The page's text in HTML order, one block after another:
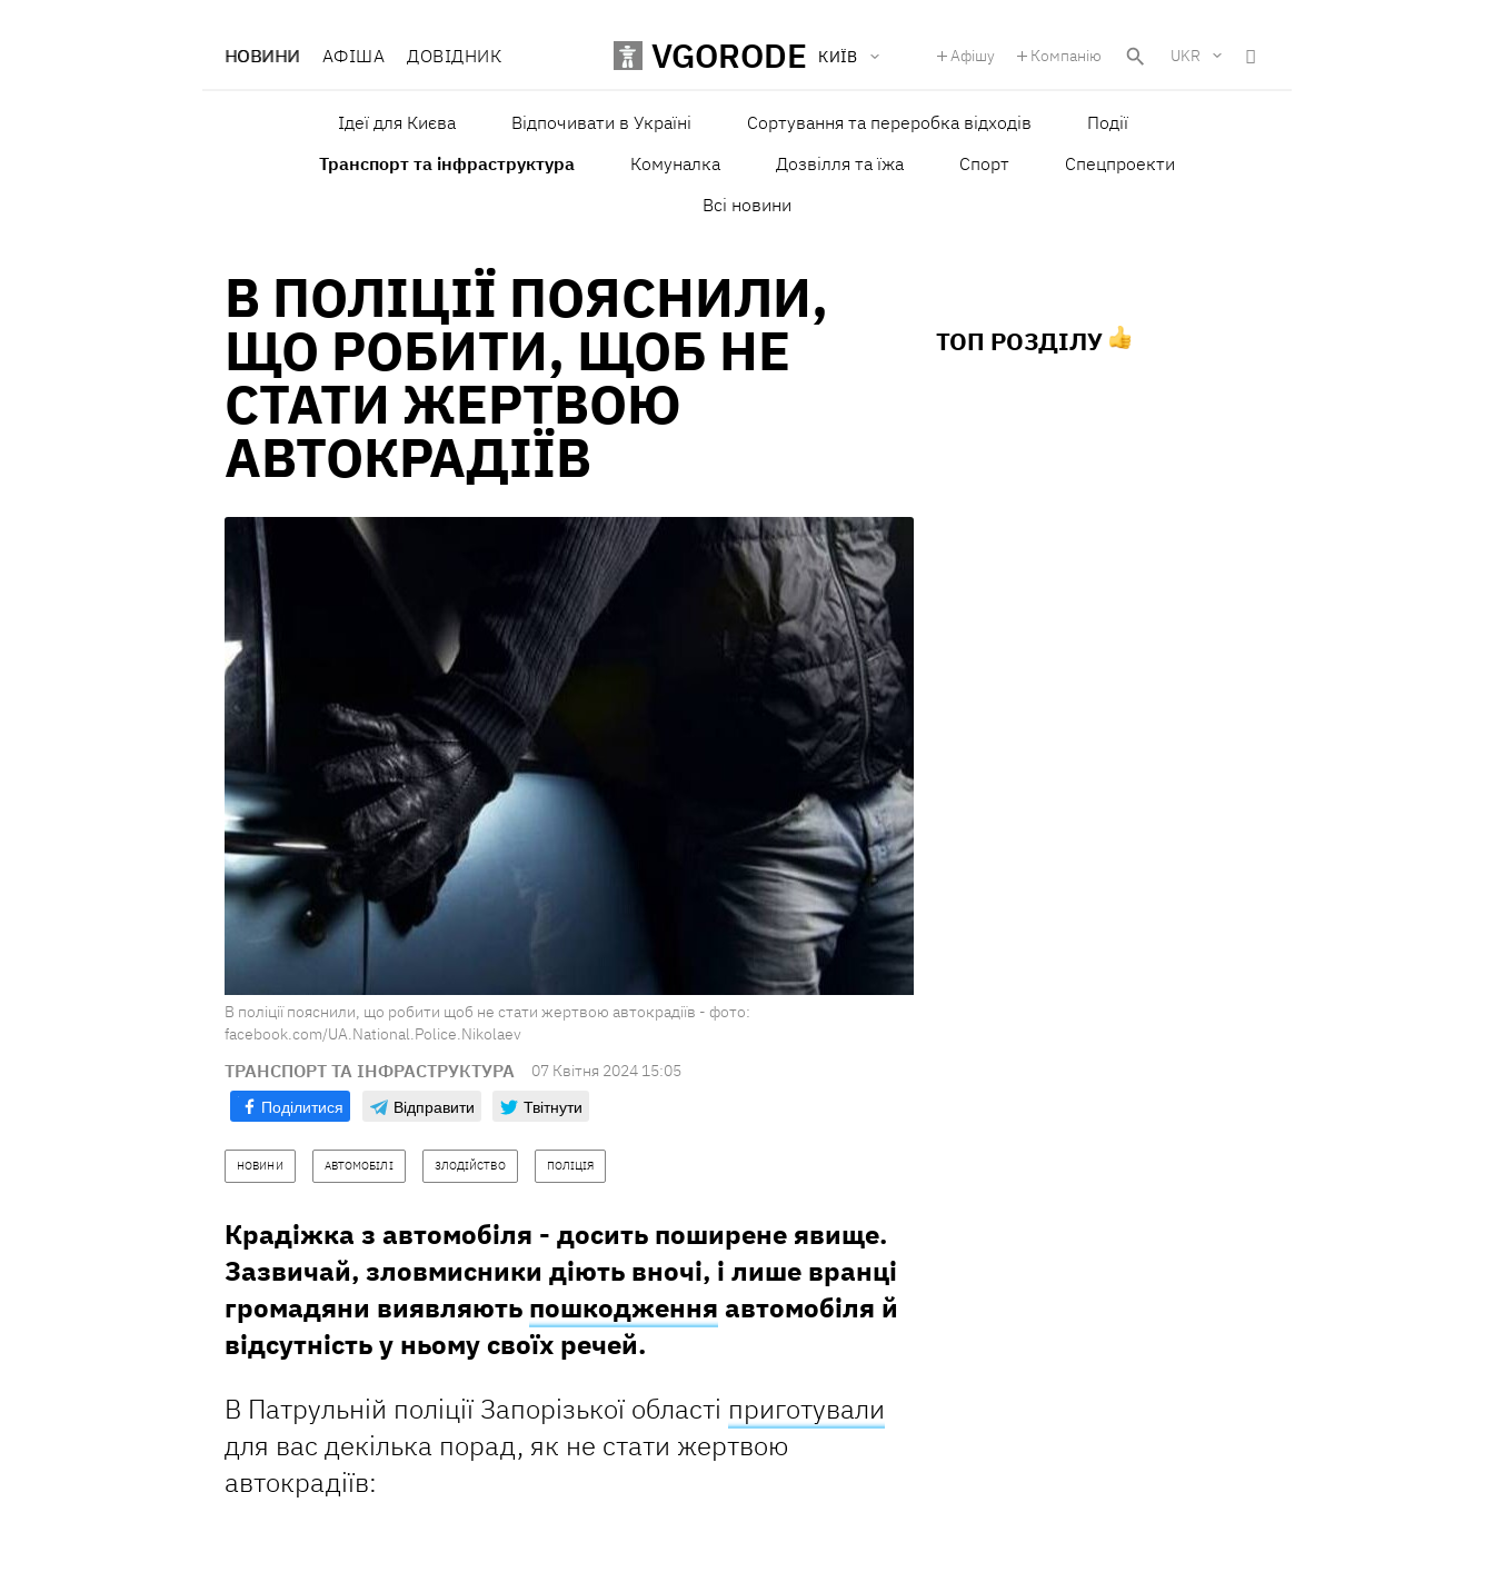
НОВИНИ АФІША ДОВІДНИК VGORODE КИЇВ Афішу Компанію UKR
Ідеї для Києва Відпочивати в Україні Сортування та переробка відходів
Події
Транспорт та інфраструктура
Комуналка Дозвілля та їжа Спорт
Спецпроекти
Всі новини
В ПОЛІЦІЇ ПОЯСНИЛИ,
ЩО РОБИТИ, ЩОБ НЕ
СТАТИ ЖЕРТВОЮ
АВТОКРАДІЇВ
В поліції пояснили, що робити щоб не стати жертвою автокрадіїв - фото:
facebook.com/UA.National.Police.Nikolaev
ТРАНСПОРТ ТА ІНФРАСТРУКТУРА 07 Квiтня 2024 15:05
Поділитися Відправити Твітнути
НОВИНИ АВТОМОБІЛІ ЗЛОДІЙСТВО ПОЛІЦІЯ
Крадіжка з автомобіля - досить поширене явище.
Зазвичай, зловмисники діють вночі, і лише вранці
громадяни виявляють пошкодження автомобіля й
відсутність у ньому своїх речей.
В Патрульній поліції Запорізької області приготували
для вас декілька порад, як не стати жертвою
автокрадіїв:
ТОП РОЗДІЛУ